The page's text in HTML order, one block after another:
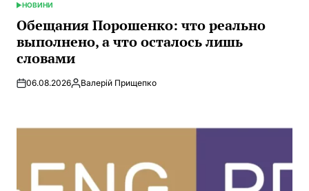
ОПУБЛИКОВАНО
В
НОВИНИ
Обещания Порошенко: что реально
выполнено, а что осталось лишь
словами
06.08.2026Запись
Валерій Прищепко